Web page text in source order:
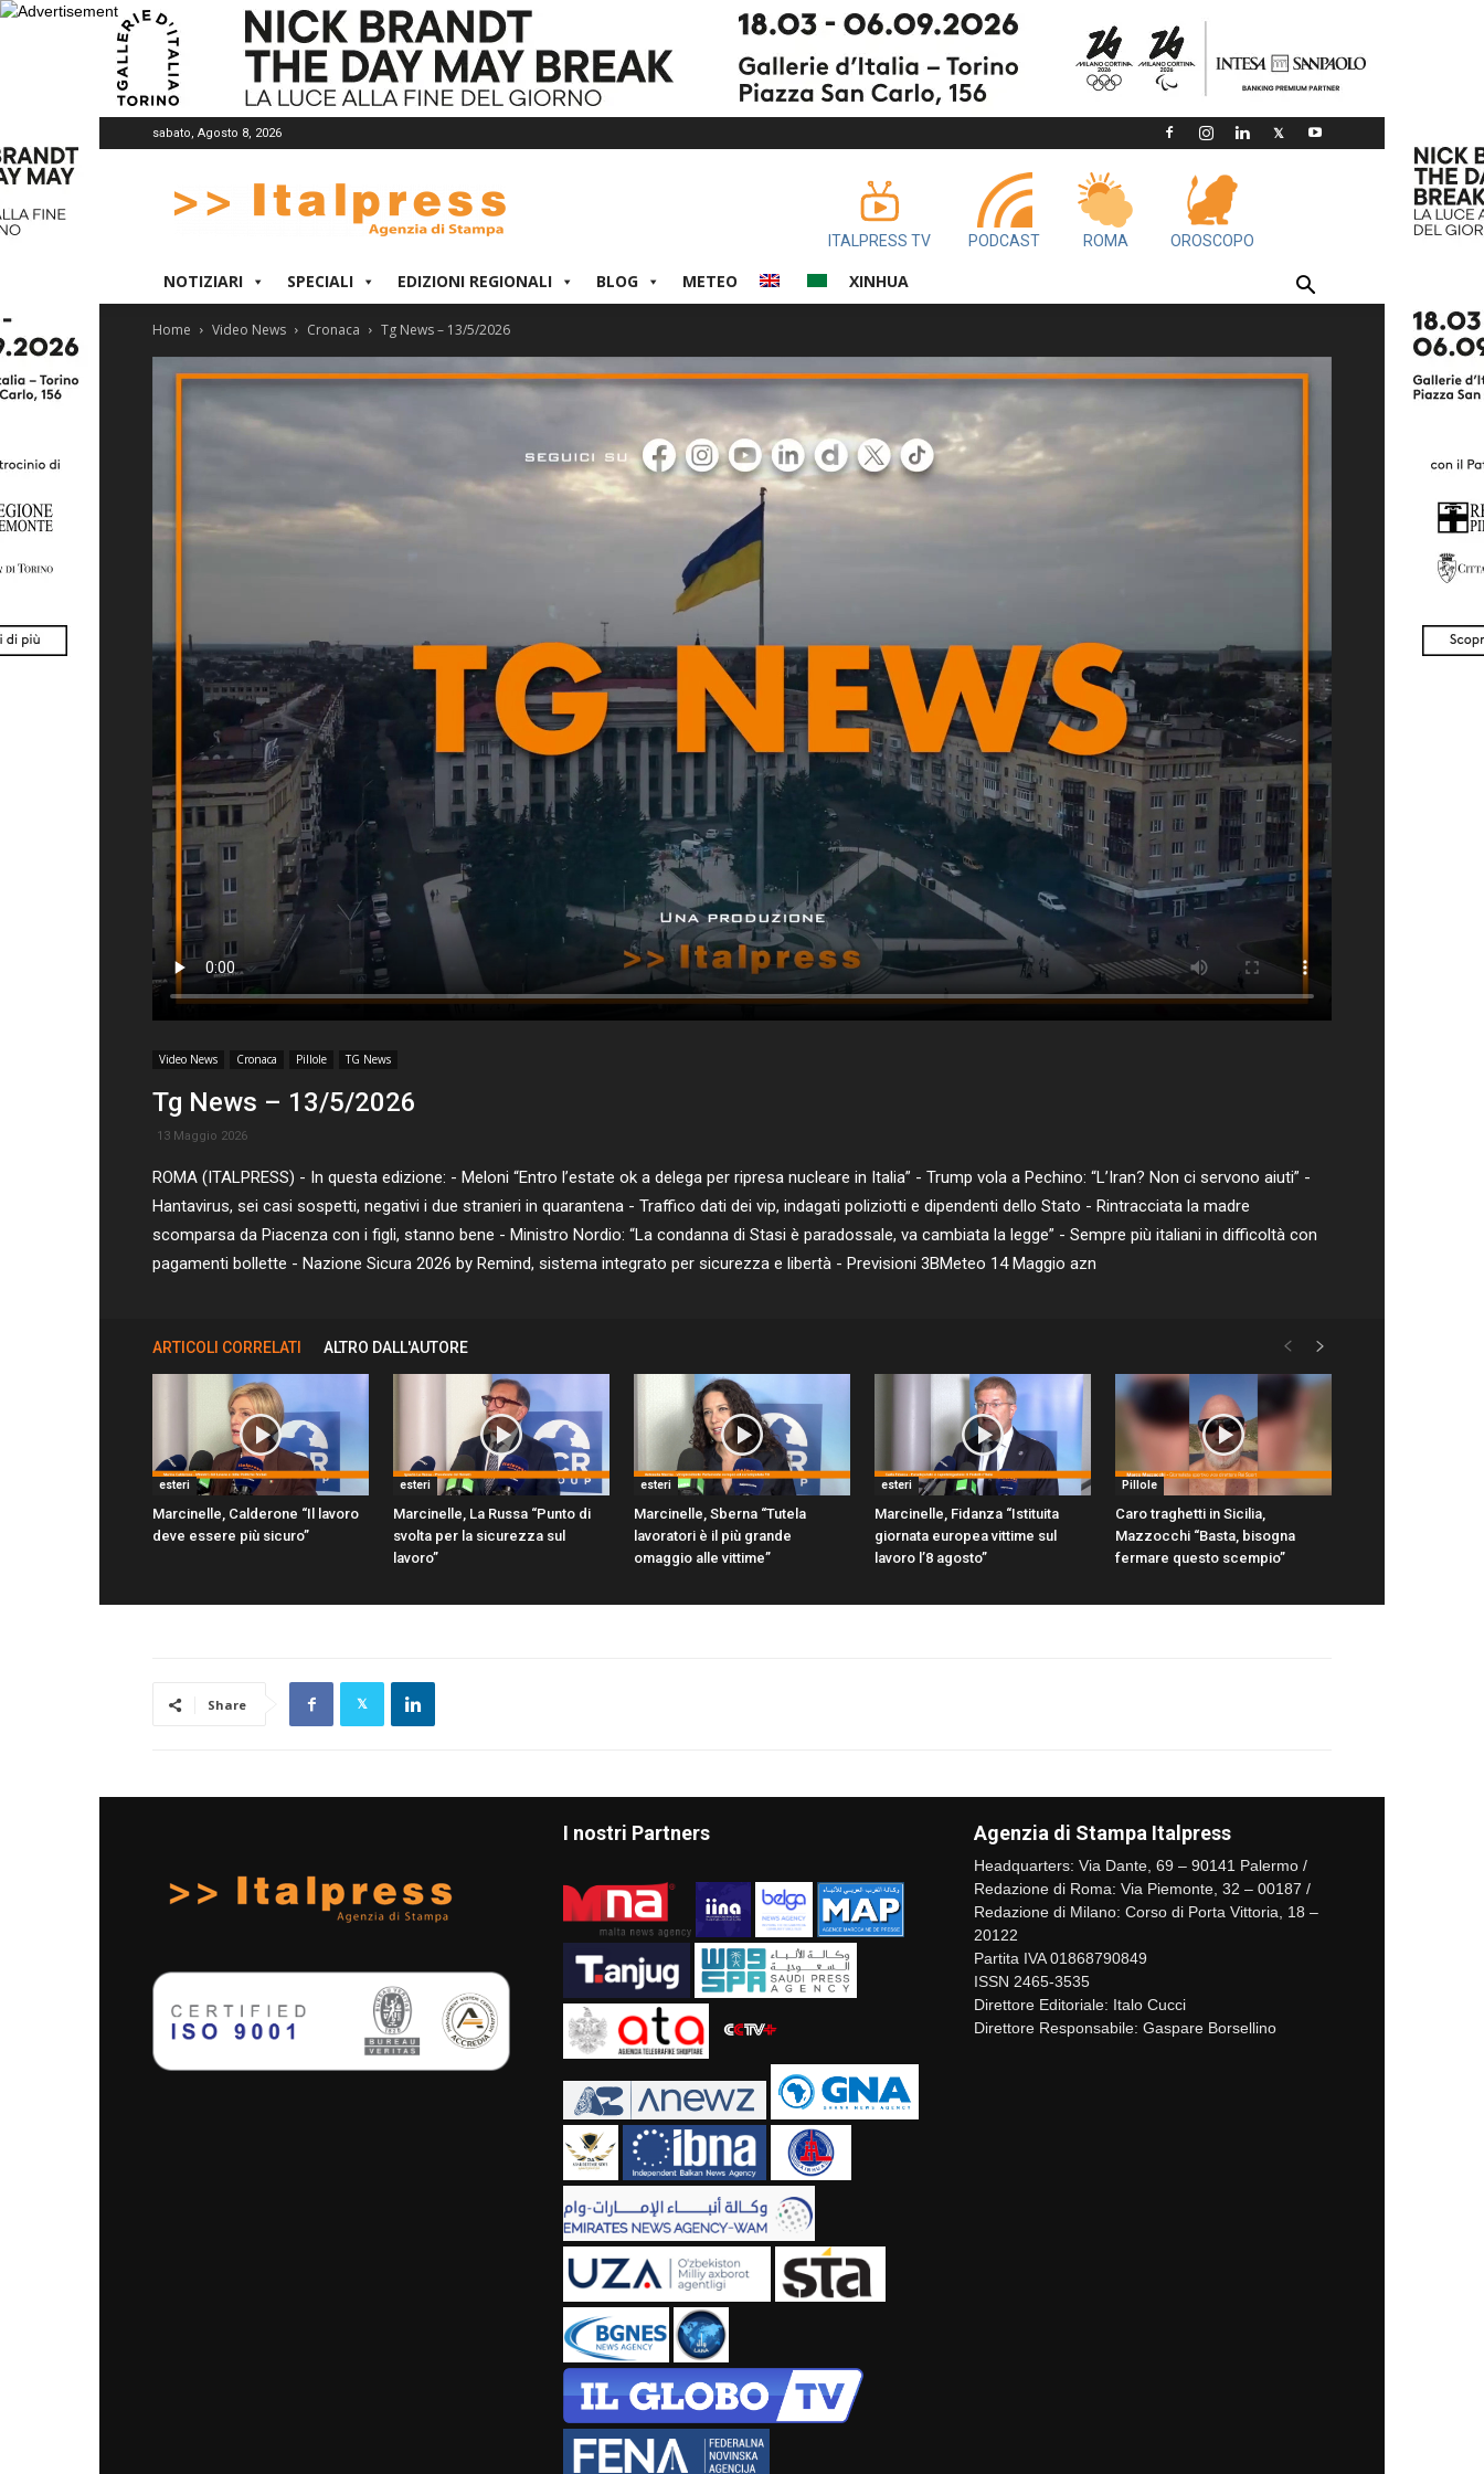
sabato, Agosto 8, 2026
ITALPRESS TV PODCAST ROMA OROSCOPO
NOTIZIARI SPECIALI EDIZIONI REGIONALI BLOG METEO XINHUA
Home Video News Cronaca Tg News – 13/5/2026
Video News Cronaca Pillole TG News
Tg News – 13/5/2026
13 Maggio 2026
ROMA (ITALPRESS) - In questa edizione: - Meloni “Entro l’estate ok a delega per ripresa nucleare in Italia” - Trump vola a Pechino: “L’Iran? Non ci servono aiuti” -
Hantavirus, sei casi sospetti, negativi i due stranieri in quarantena - Traffico dati dei vip, indagati poliziotti e dipendenti dello Stato - Rintracciata la madre
scomparsa da Piacenza con i figli, stanno bene - Ministro Nordio: “La condanna di Stasi è paradossale, va cambiata la legge” - Sempre più italiani in difficoltà con
pagamenti bollette - Nazione Sicura 2026 by Remind, sistema integrato per sicurezza e libertà - Previsioni 3BMeteo 14 Maggio azn
ARTICOLI CORRELATI ALTRO DALL'AUTORE
esteri
Marcinelle, Calderone “Il lavoro
deve essere più sicuro”
esteri
Marcinelle, La Russa “Punto di
svolta per la sicurezza sul
lavoro”
esteri
Marcinelle, Sberna “Tutela
lavoratori è il più grande
omaggio alle vittime”
esteri
Marcinelle, Fidanza “Istituita
giornata europea vittime sul
lavoro l’8 agosto”
Pillole
Caro traghetti in Sicilia,
Mazzocchi “Basta, bisogna
fermare questo scempio”
Share
I nostri Partners Agenzia di Stampa Italpress
Headquarters: Via Dante, 69 – 90141 Palermo /
Redazione di Roma: Via Piemonte, 32 – 00187 /
Redazione di Milano: Corso di Porta Vittoria, 18 –
20122
Partita IVA 01868790849
ISSN 2465-3535
Direttore Editoriale: Italo Cucci
Direttore Responsabile: Gaspare Borsellino